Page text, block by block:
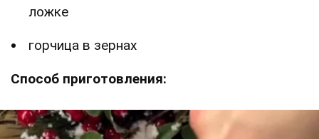
ложке
горчица в зернах
Способ приготовления: